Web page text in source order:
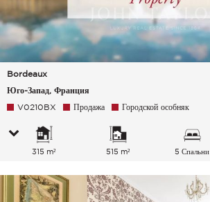
Bordeaux
Юго-Запад, Франция
V0210BX Продажа Городской особняк
315 m² 515 m² 5 Спальни